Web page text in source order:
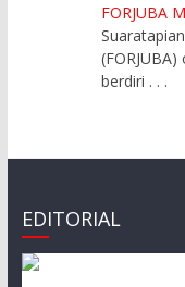
FORJUBA
berdiri . . .
EDITORIAL